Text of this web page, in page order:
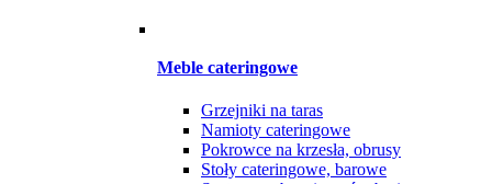
Meble cateringowe
Grzejniki na taras
Namioty cateringowe
Pokrowce na krzesła, obrusy
Stoły cateringowe, barowe